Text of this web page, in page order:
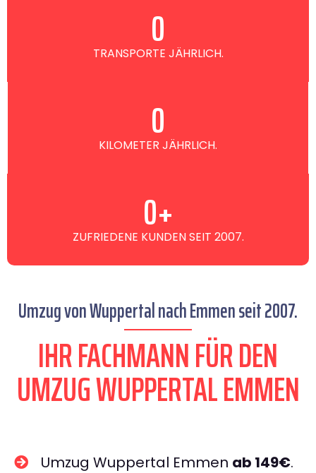
TRANSPORTE JÄHRLICH.
0
KILOMETER JÄHRLICH.
0
ZUFRIEDENE KUNDEN SEIT 2007.
0+
Umzug von Wuppertal nach Emmen seit 2007.
IHR FACHMANN FÜR DEN
UMZUG WUPPERTAL EMMEN
Umzug Wuppertal Emmen ab 149€.